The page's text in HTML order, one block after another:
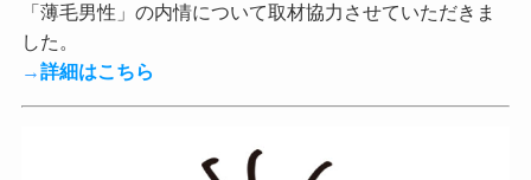
「薄毛男性」の内情について取材協力させていただきま
した。
→詳細はこちら